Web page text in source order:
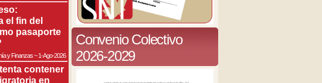
el fin del
pasaporte
y Finanzas~1-Ago-2026
contener
en
Convenio Colectivo
2026-2029